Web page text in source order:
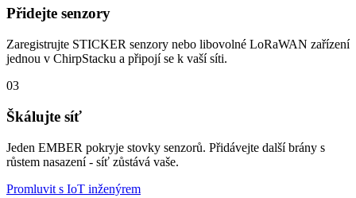
Přidejte senzory
Zaregistrujte STICKER senzory nebo libovolné LoRaWAN zařízení
jednou v ChirpStacku a připojí se k vaší síti.
03
Škálujte síť
Jeden EMBER pokryje stovky senzorů. Přidávejte další brány s
růstem nasazení - síť zůstává vaše.
Promluvit s IoT inženýrem